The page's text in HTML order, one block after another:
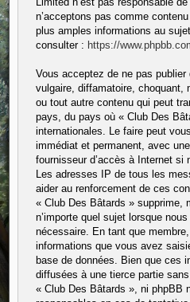
n’acceptons pas comme
plus amples informations au
consulter : https://
Vous acceptez de ne pas publier
vulgaire, diffamatoire, choquant,
ou tout autre contenu qui peut
pays, du pays où « Club Des
internationales. Le faire peut
immédiat et permanent, avec
fournisseur d’accès à Internet si
Les adresses IP de tous les
aider au renforcement de ces
« Club Des Bâtards » supprime,
n’importe quel sujet lorsque
nécessaire. En tant que
informations que vous avez
base de données. Bien que ces
diffusées à une tierce partie
« Club Des Bâtards », ni phpBB